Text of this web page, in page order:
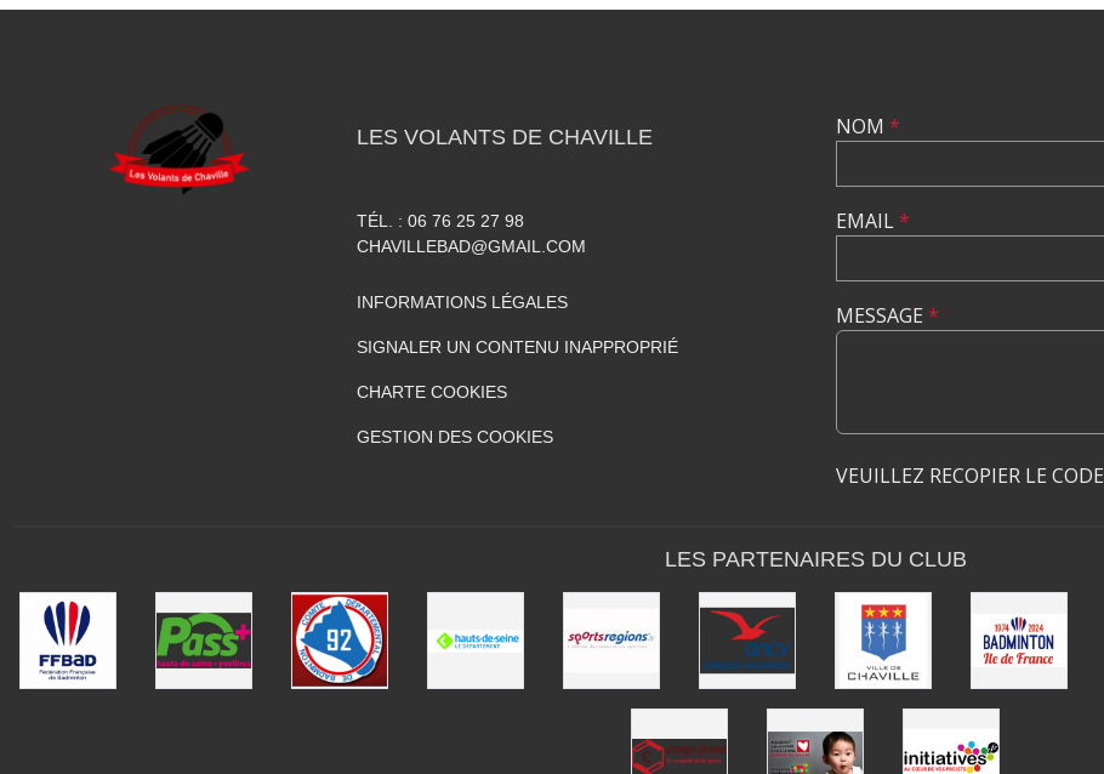
LES VOLANTS DE CHAVILLE
TÉL. : 06 76 25 27 98
CHAVILLEBAD@GMAIL.COM
INFORMATIONS LÉGALES
SIGNALER UN CONTENU INAPPROPRIÉ
CHARTE COOKIES
GESTION DES COOKIES
NOM *
EMAIL*
MESSAGE *
VEUILLEZ RECOPIER LE CODE
LES PARTENAIRES DU CLUB